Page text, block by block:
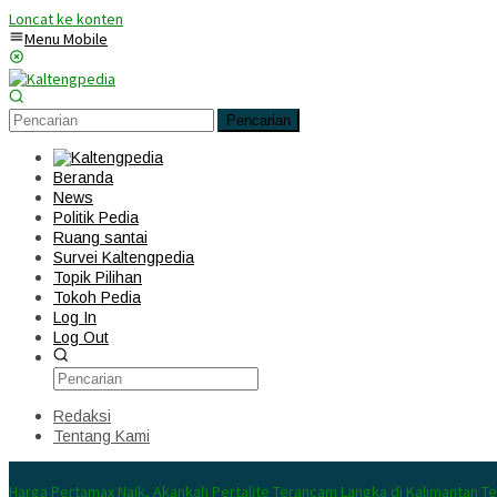
Loncat ke konten
Menu Mobile
Pencarian
Beranda
News
Politik Pedia
Ruang santai
Survei Kaltengpedia
Topik Pilihan
Tokoh Pedia
Log In
Log Out
Redaksi
Tentang Kami
Harga Pertamax Naik, Akankah Pertalite Terancam Langka di Kalimantan